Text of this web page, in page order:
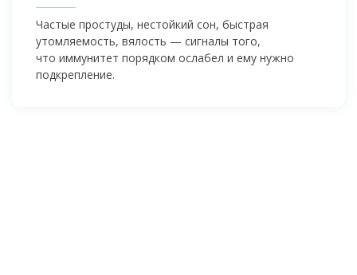
Частые простуды, нестойкий сон, быстрая
утомляемость, вялость — сигналы того,
что иммунитет порядком ослабел и ему нужно
подкрепление.